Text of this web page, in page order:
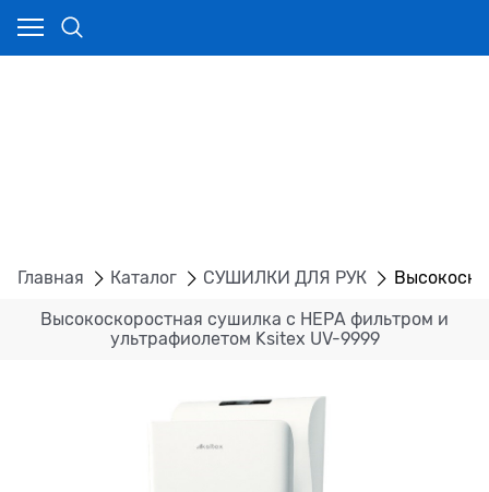
Главная Каталог СУШИЛКИ ДЛЯ РУК
Высокоскоростная сушилка с НЕРА фильтром и
ультрафиолетом Ksitex UV-9999